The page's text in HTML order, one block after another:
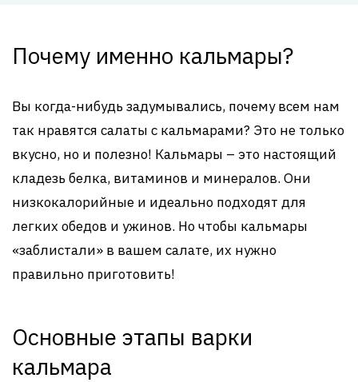
Почему именно кальмары?
Вы когда-нибудь задумывались, почему всем нам
так нравятся салаты с кальмарами? Это не только
вкусно, но и полезно! Кальмары – это настоящий
кладезь белка, витаминов и минералов. Они
низкокалорийные и идеально подходят для
легких обедов и ужинов. Но чтобы кальмары
«заблистали» в вашем салате, их нужно
правильно приготовить!
Основные этапы варки
кальмара